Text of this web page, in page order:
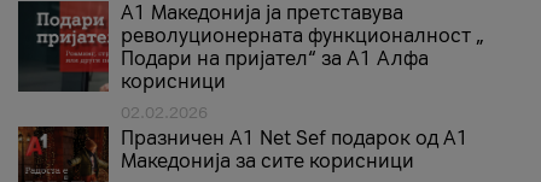
А1 Македонија ја претставува
револуционерната функционалност „
Подари на пријател“ за А1 Алфа
корисници
02.02.2026
Празничен A1 Net Sеf подарок од А1
Македонија за сите корисници